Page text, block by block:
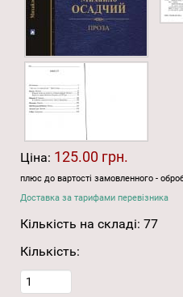
Ціна: 125.00 грн.
плюс до вартості замовленного -
Доставка за тарифами перевізника
Кількість на складі: 77
Кількість: